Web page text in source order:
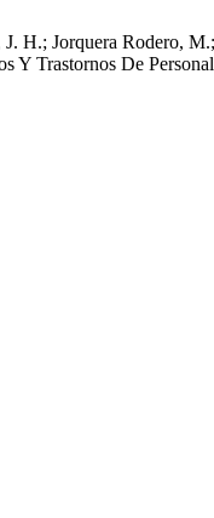
H.; Jorquera Rodero,
Y Trastornos De